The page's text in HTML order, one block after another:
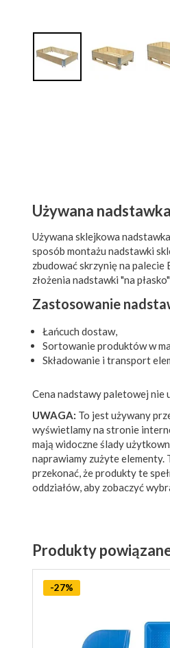
Używana
Używana sklejkowa
sposób montażu nadstawki
zbudować skrzynię na
złożenia nadstawki "na
Zastosowanie
Łańcuch dostaw,
Sortowanie produktów w
Składowanie i transport
Cena nadstawy paletowej nie
UWAGA: To jest używany
wyświetlamy na stronie
mają widoczne ślady
naprawiamy zużyte
przekonać, że produkty te
oddziałów, aby zobaczyć
Produkty
-27%